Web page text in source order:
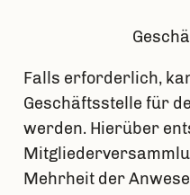
Falls erforderlich,
Geschäftsstelle für
werden. Hierüber
Mehrheit der